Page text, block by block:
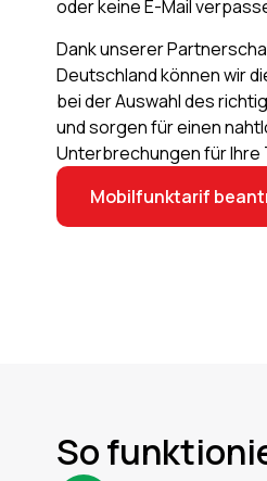
oder keine E-Mail
Dank unserer
Deutschland können wir
bei der Auswahl des
und sorgen für einen
Unterbrechungen für Ihre
Mobilfunktarif
So